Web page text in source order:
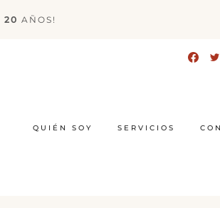
20 AÑOS!
QUIÉN SOY SERVICIOS